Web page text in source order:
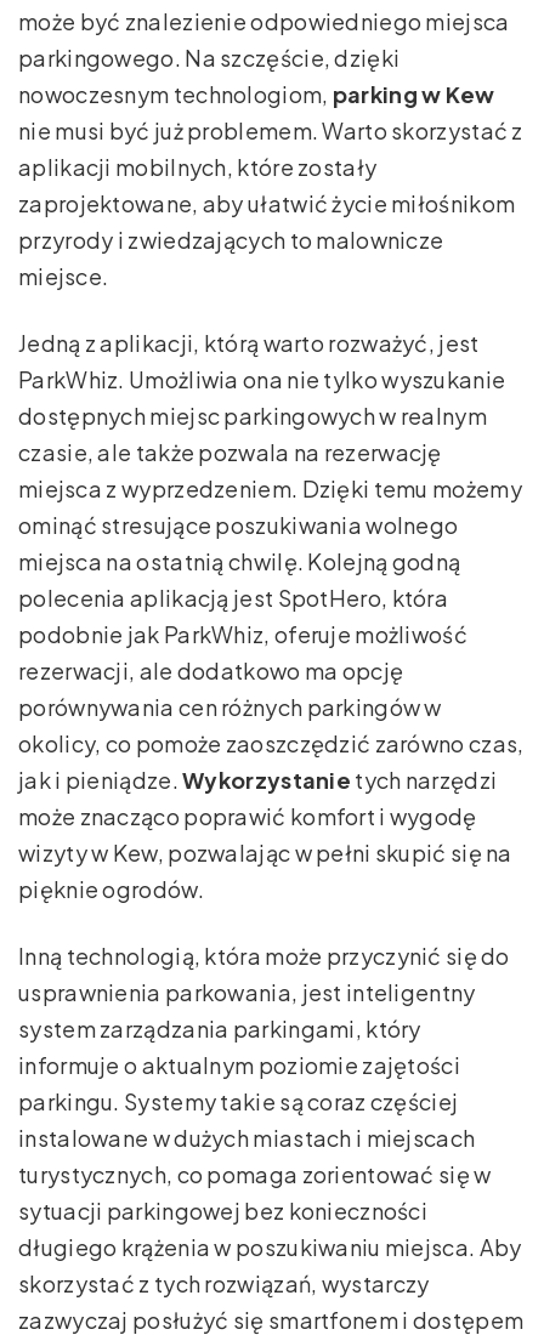
może być znalezienie odpowiedniego miejsca
parkingowego. Na szczęście, dzięki
nowoczesnym technologiom, parking w Kew
nie musi być już problemem. Warto skorzystać z
aplikacji mobilnych, które zostały
zaprojektowane, aby ułatwić życie miłośnikom
przyrody i zwiedzających to malownicze
miejsce.
Jedną z aplikacji, którą warto rozważyć, jest
ParkWhiz. Umożliwia ona nie tylko wyszukanie
dostępnych miejsc parkingowych w realnym
czasie, ale także pozwala na rezerwację
miejsca z wyprzedzeniem. Dzięki temu możemy
ominąć stresujące poszukiwania wolnego
miejsca na ostatnią chwilę. Kolejną godną
polecenia aplikacją jest SpotHero, która
podobnie jak ParkWhiz, oferuje możliwość
rezerwacji, ale dodatkowo ma opcję
porównywania cen różnych parkingów w
okolicy, co pomoże zaoszczędzić zarówno czas,
jak i pieniądze.Wykorzystanie tych narzędzi
może znacząco poprawić komfort i wygodę
wizyty w Kew, pozwalając w pełni skupić się na
pięknie ogrodów.
Inną technologią, która może przyczynić się do
usprawnienia parkowania, jest inteligentny
system zarządzania parkingami, który
informuje o aktualnym poziomie zajętości
parkingu. Systemy takie są coraz częściej
instalowane w dużych miastach i miejscach
turystycznych, co pomaga zorientować się w
sytuacji parkingowej bez konieczności
długiego krążenia w poszukiwaniu miejsca. Aby
skorzystać z tych rozwiązań, wystarczy
zazwyczaj posłużyć się smartfonem i dostępem